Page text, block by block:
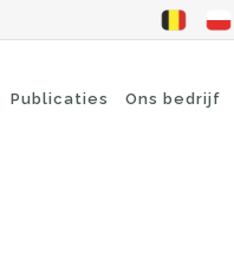
Publicaties Ons bedrijf